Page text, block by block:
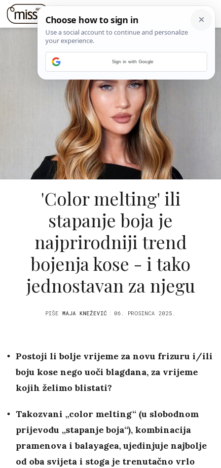
'Color melting' ili
stapanje boja je
najprirodniji trend
bojenja kose - i tako
jednostavan za njegu
PIŠE MAJA KNEŽEVIĆ 06. PROSINCA 2025.
Postoji li bolje vrijeme za novu frizuru i/ili
boju kose nego uoči blagdana, za vrijeme
kojih želimo blistati?
Takozvani „color melting“ (u slobodnom
prijevodu „stapanje boja“), kombinacija
pramenova i balayagea, ujedinjuje najbolje
od oba svijeta i stoga je trenutačno vrlo
Sign in with Google